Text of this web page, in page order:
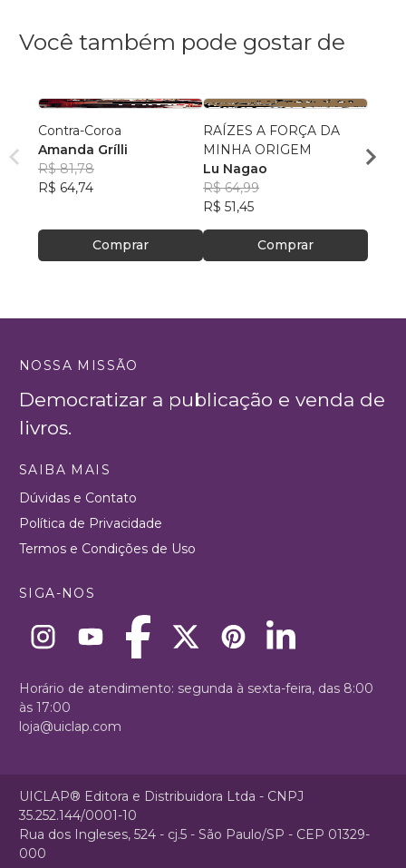
Você também pode gostar de
Contra-Coroa
Amanda Grílli
R$ 81,78
R$ 64,74
Comprar
RAÍZES A FORÇA DA
MINHA ORIGEM
Lu Nagao
R$ 64,99
R$ 51,45
Comprar
R$
NOSSA MISSÃO
Democratizar a publicação e venda de
livros.
SAIBA MAIS
Dúvidas e Contato
Política de Privacidade
Termos e Condições de Uso
SIGA-NOS
Horário de atendimento: segunda à sexta-feira, das 8:00
às 17:00
loja@uiclap.com
UICLAP® Editora e Distribuidora Ltda - CNPJ
35.252.144/0001-10
Rua dos Ingleses, 524 - cj.5 - São Paulo/SP - CEP 01329-
000